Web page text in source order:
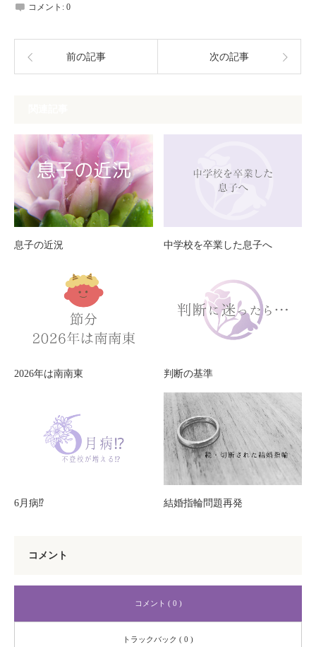
コメント: 0
前の記事 次の記事
息子の近況 中学校を卒業した息子へ
2026年は南南東 判断の基準
6月病⁉ 結婚指輪問題再発
コメント
コメント ( 0 )
トラックバック ( 0 )